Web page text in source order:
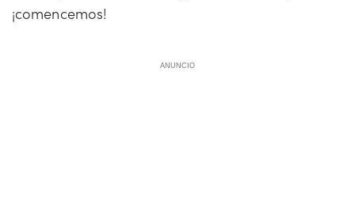
¡comencemos!
ANUNCIO